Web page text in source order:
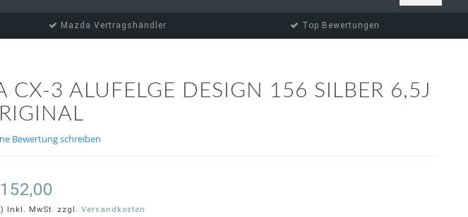
Mazda Vertragshändler Top Bewertungen
CX-3 ALUFELGE DESIGN 156 SILBER 6,5J
Bewertung schreiben
Inkl. MwSt. zzgl. Versandkosten